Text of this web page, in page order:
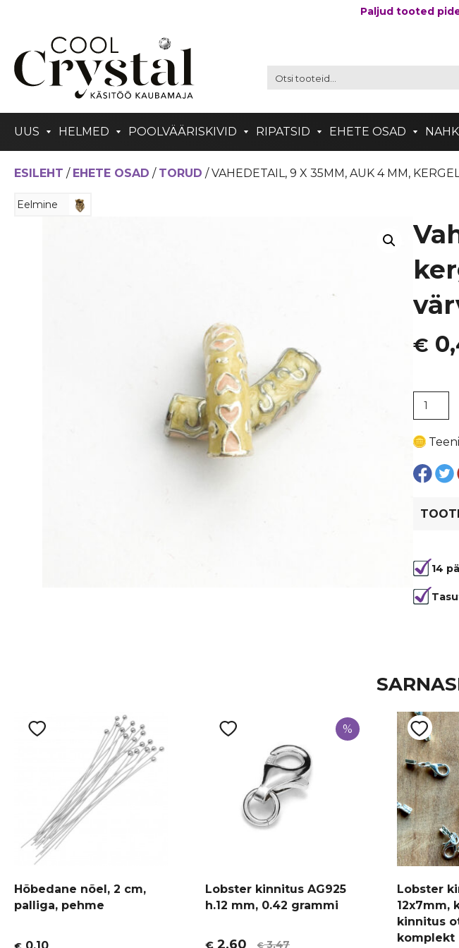
Paljud tooted
UUS HELMED POOLVÄÄRISKIVID RIPATSID EHETE OSAD NAHK
ESILEHT / EHETE OSAD / TORUD / VAHEDETAIL, 9 X 35MM, AUK 4 MM,
Eelmine
oli:
€
€
is:
€
35mm,
auk
4
kergelt
värviga,
14
Hõbedane nõel, 2 cm,
palliga, pehme
%
Lobster kinnitus AG925
h.12 mm, 0.42 grammi
€3,47
€ 2,60
Lobster
12x7mm,
kinnitus
komplekt